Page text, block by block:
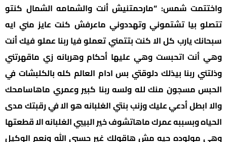
واختتمت شمس: “مارحمتنيش أنت والشمامه الشمال كنتو
تتصلو بيا تشتموني وتهددوني ماعرفش كنت عايز مني ايه
سبحانك يارب كل الا كنت بتتمني تعملو فيا ربنا عملو فيك أنت
وهي أنت اتحبست وهي عليها أحكام وهربانه زي ماقهرتني
وذلتني ربنا بيذلك دلوقتي بس ادام العالم كله بالكلبشات في
الحبس مسجون منك لله ولسه ربنا كبير وعمري ماهاسامحك
والا ابطل أدعي عليك وزنب بنتي الغلبانه هو الا في رقبتك مدى
الحياه وبسببه عمرك ماهاتشوف خير البيبي الغلبانه الا قطعتها
وهي مولوده حيه مش هاقولك غير حسبي الله ونعم الوكيل